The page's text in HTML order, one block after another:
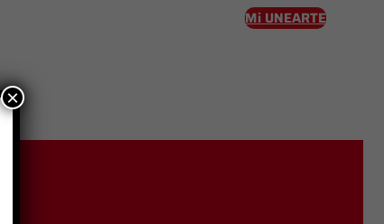
Mi UNEARTE
×